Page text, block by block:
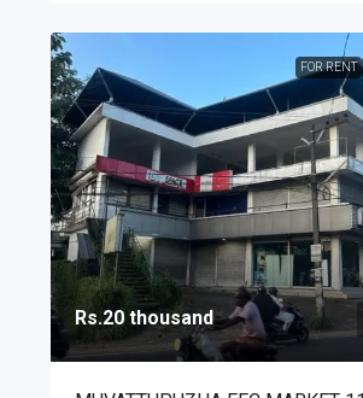
FOR RENT
Rs.20 thousand